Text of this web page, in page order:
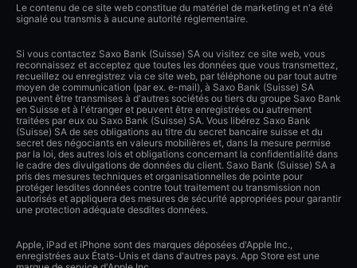
Le contenu de ce site web constitue du matériel de marketing et n'a été
signalé ou transmis à aucune autorité réglementaire.
Si vous contactez Saxo Bank (Suisse) SA ou visitez ce site web, vous
reconnaissez et acceptez que toutes les données que vous transmettez,
recueillez ou enregistrez via ce site web, par téléphone ou par tout autre
moyen de communication (par ex. e-mail), à Saxo Bank (Suisse) SA
peuvent être transmises à d'autres sociétés ou tiers du groupe Saxo Bank
en Suisse et à l'étranger et peuvent être enregistrées ou autrement
traitées par eux ou Saxo Bank (Suisse) SA. Vous libérez Saxo Bank
(Suisse) SA de ses obligations au titre du secret bancaire suisse et du
secret des négociants en valeurs mobilières et, dans la mesure permise
par la loi, des autres lois et obligations concernant la confidentialité dans
le cadre des divulgations de données du client. Saxo Bank (Suisse) SA a
pris des mesures techniques et organisationnelles de pointe pour
protéger lesdites données contre tout traitement ou transmission non
autorisés et appliquera des mesures de sécurité appropriées pour garantir
une protection adéquate desdites données.
Apple, iPad et iPhone sont des marques déposées d'Apple Inc.,
enregistrées aux États-Unis et dans d'autres pays. App Store est une